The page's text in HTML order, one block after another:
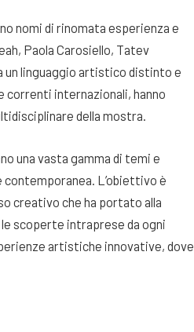
nomi di rinomata esperienza e
Paola Carosiello, Tatev
un linguaggio artistico distinto e
internazionali, hanno
della mostra.
una vasta gamma di temi e
L’obiettivo è
creativo che ha portato alla
scoperte intraprese da ogni
artistiche innovative, dove